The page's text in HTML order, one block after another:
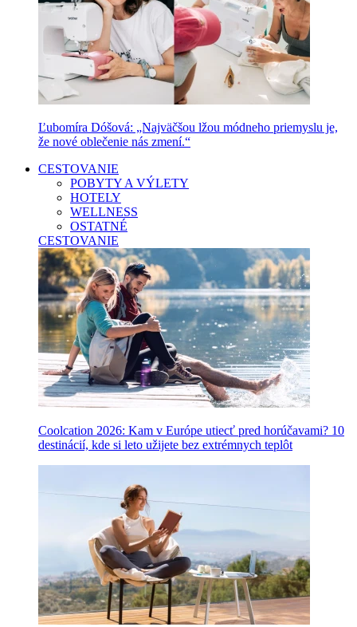
Ľubomíra Dóšová: „Najväčšou lžou módneho priemyslu je,
že nové oblečenie nás zmení.“
CESTOVANIE
POBYTY A VÝLETY
HOTELY
WELLNESS
OSTATNÉ
CESTOVANIE
Coolcation 2026: Kam v Európe utiecť pred horúčavami? 10
destinácií, kde si leto užijete bez extrémnych teplôt